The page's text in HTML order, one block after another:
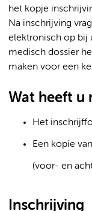
het kopje
Na inschrijving
elektronisch op bij
medisch dossier
maken voor een
Wat heeft u
Het
Een kopie
(voor- en
Inschrijving